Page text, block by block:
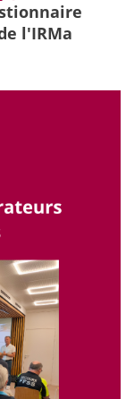
l'IRMa